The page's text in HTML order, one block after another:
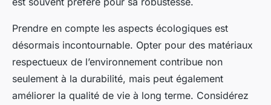
Prendre en compte les aspects écologiques est
désormais incontournable. Opter pour des matériaux
respectueux de l’environnement contribue non
seulement à la durabilité, mais peut également
améliorer la qualité de vie à long terme. Considérez